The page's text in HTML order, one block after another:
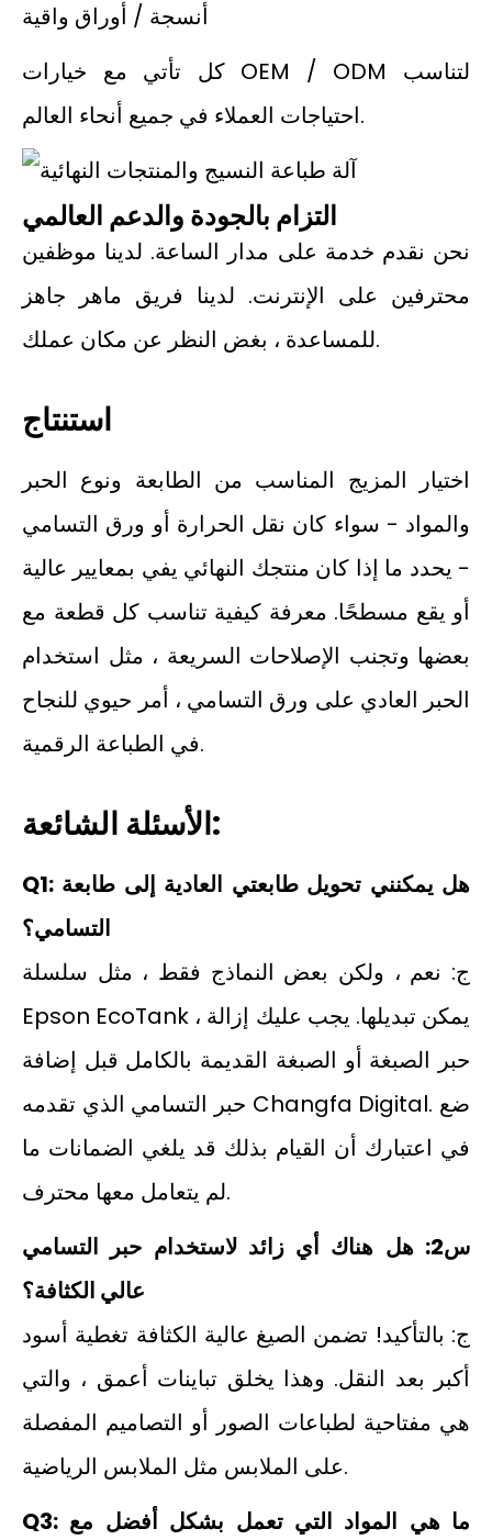
أنسجة / أوراق واقية
كل تأتي مع خيارات OEM / ODM لتناسب
احتياجات العملاء في جميع أنحاء العالم.
التزام بالجودة والدعم العالمي
نحن نقدم خدمة على مدار الساعة. لدينا موظفين
محترفين على الإنترنت. لدينا فريق ماهر جاهز
للمساعدة ، بغض النظر عن مكان عملك.
استنتاج
اختيار المزيج المناسب من الطابعة ونوع الحبر
والمواد - سواء كان نقل الحرارة أو ورق التسامي
- يحدد ما إذا كان منتجك النهائي يفي بمعايير عالية
أو يقع مسطحًا. معرفة كيفية تناسب كل قطعة مع
بعضها وتجنب الإصلاحات السريعة ، مثل استخدام
الحبر العادي على ورق التسامي ، أمر حيوي للنجاح
في الطباعة الرقمية.
الأسئلة الشائعة:
Q1: هل يمكنني تحويل طابعتي العادية إلى طابعة
التسامي؟
ج: نعم ، ولكن بعض النماذج فقط ، مثل سلسلة
Epson EcoTank ، يمكن تبديلها. يجب عليك إزالة
حبر الصبغة أو الصبغة القديمة بالكامل قبل إضافة
حبر التسامي الذي تقدمه Changfa Digital. ضع
في اعتبارك أن القيام بذلك قد يلغي الضمانات ما
لم يتعامل معها محترف.
س2: هل هناك أي زائد لاستخدام حبر التسامي
عالي الكثافة؟
ج: بالتأكيد! تضمن الصيغ عالية الكثافة تغطية أسود
أكبر بعد النقل. وهذا يخلق تباينات أعمق ، والتي
هي مفتاحية لطباعات الصور أو التصاميم المفصلة
على الملابس مثل الملابس الرياضية.
Q3: ما هي المواد التي تعمل بشكل أفضل مع